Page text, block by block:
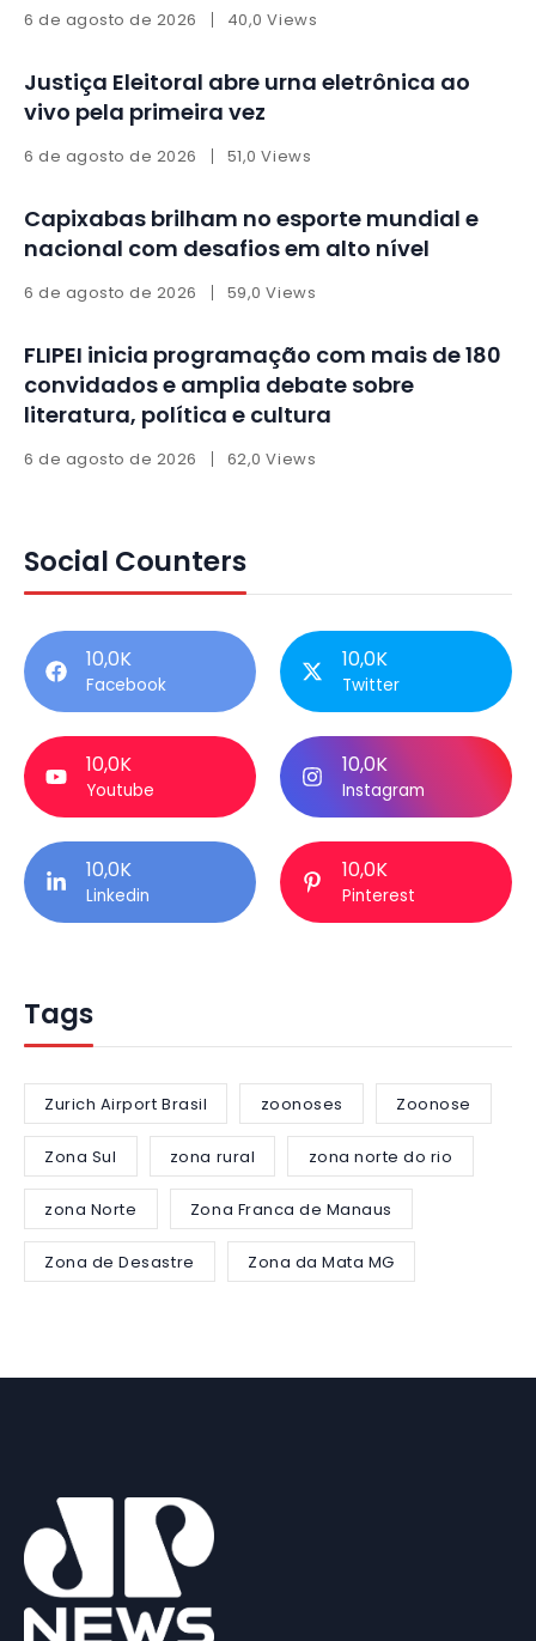
6 de agosto de 2026 40,0 Views
Justiça Eleitoral abre urna eletrônica ao
vivo pela primeira vez
6 de agosto de 2026 51,0 Views
Capixabas brilham no esporte mundial e
nacional com desafios em alto nível
6 de agosto de 2026 59,0 Views
FLIPEI inicia programação com mais de 180
convidados e amplia debate sobre
literatura, política e cultura
6 de agosto de 2026 62,0 Views
Social Counters
10,0K
Facebook
10,0K
Twitter
10,0K
Youtube
10,0K
Instagram
10,0K
Linkedin
10,0K
Pinterest
Tags
Zurich Airport Brasil zoonoses Zoonose
Zona Sul zona rural zona norte do rio
zona Norte Zona Franca de Manaus
Zona de Desastre Zona da Mata MG